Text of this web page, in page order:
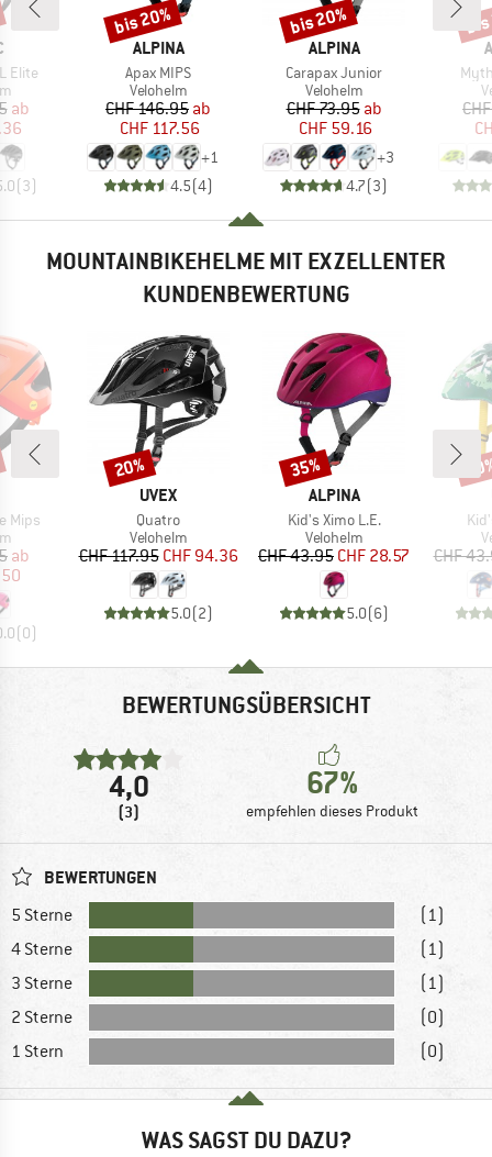
Elite
Preis
ab
(3)
MARKE
ALPINA
Artikel
Apax MIPS
Produktgruppe
Velohelm
Preis
CHF 146.95reduzierter Preis
ab
CHF 117.56
+1
4.5(4)
Rabatt
bis 20%
MARKE
ALPINA
Artikel
Carapax Junior
Produktgruppe
Velohelm
Preis
CHF 73.95reduzierter Preis
ab
CHF 59.16
+3
4.7(3)
Rabatt
bis 20%
MOUNTAINBIKEHELME MIT EXZELLENTER
KUNDENBEWERTUNG
Mips
Preis
ab
(0)
MARKE
UVEX
Artikel
Quatro
Produktgruppe
Velohelm
Preis
CHF 117.95reduzierter Preis
CHF 94.36
5.0(2)
Rabatt
20%
MARKE
ALPINA
Artikel
Kid's Ximo L.E.
Produktgruppe
Velohelm
Preis
CHF 43.95reduzierter Preis
CHF 28.57
5.0(6)
Rabatt
35%
CHF
BEWERTUNGSÜBERSICHT
4,0
(3)
67%
empfehlen dieses Produkt
BEWERTUNGEN
5 Sterne
(1)
4 Sterne
(1)
3 Sterne
(1)
2 Sterne
(0)
1 Stern
(0)
WAS SAGST DU DAZU?